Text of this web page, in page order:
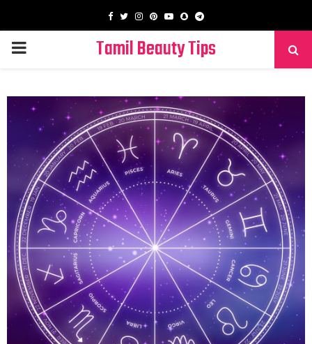
Facebook
TwitterInstagram
PinterestYoutube
SnapchatTelegram
PRIMARY
Tamil Beauty Tips